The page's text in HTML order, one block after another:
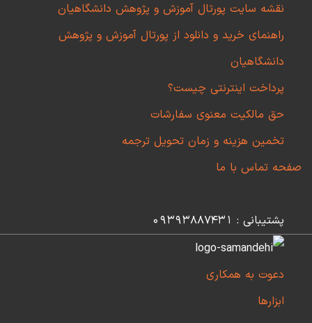
نقشه سایت پورتال آموزش و پژوهش دانشگاهیان
راهنمای خرید و دانلود از پورتال آموزش و پژوهش
دانشگاهیان
پرداخت اینترنتی چیست؟
حق مالکیت معنوی سفارشات
تخمین هزینه و زمان تحویل ترجمه
صفحه تماس با ما
پشتیبانی : 09393887431
دعوت به همکاری
ابزارها